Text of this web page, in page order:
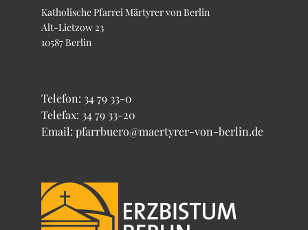
Katholische Pfarrei Märtyrer von Berlin
Alt-Lietzow 23
10587 Berlin
Telefon: 34 79 33-0
Telefax: 34 79 33-20
Email: pfarrbuero@maertyrer-von-berlin.de